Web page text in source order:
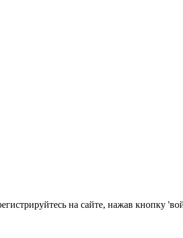
на сайте, нажав кнопку